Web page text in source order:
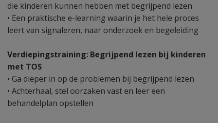
die kinderen kunnen hebben met begrijpend lezen
• Een praktische e-learning waarin je het hele proces
leert van signaleren, naar onderzoek en begeleiding
Verdiepingstraining: Begrijpend lezen bij kinderen
met TOS
• Ga dieper in op de problemen bij begrijpend lezen
• Achterhaal, stel oorzaken vast en leer een
behandelplan opstellen